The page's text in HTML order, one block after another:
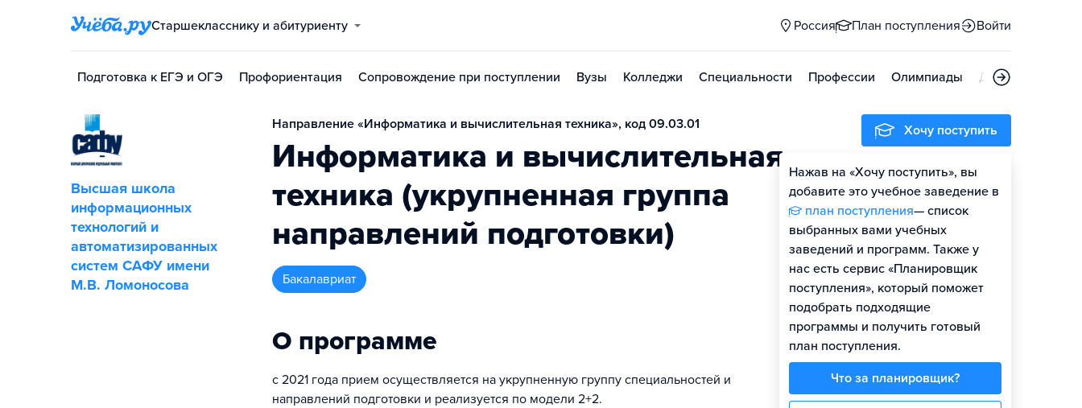
Старшекласснику и абитуриенту Россия План поступления Войти
Подготовка к ЕГЭ и ОГЭ Профориентация Сопровождение при поступлении Вузы Колледжи Специальности Профессии Олимпиады Дни открытых
Высшая школа
информационных
технологий и
автоматизированных
систем САФУ имени
М.В. Ломоносова
Направление «Информатика и вычислительная техника», код 09.03.01
Информатика и вычислительная
техника (укрупненная группа
направлений подготовки)
бакалавриат
О программе
с 2021 года прием осуществляется на укрупненную группу специальностей и
направлений подготовки и реализуется по модели 2+2.
Хочу поступить
Нажав на «Хочу поступить», вы
добавите это учебное заведение в
план поступления— список
выбранных вами учебных
заведений и программ. Также у
нас есть сервис «Планировщик
поступления», который поможет
подобрать подходящие
программы и получить готовый
план поступления.
Что за планировщик?
Оценить шансы